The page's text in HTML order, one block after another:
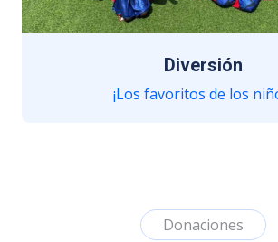
Diversión
¡Los favoritos de los
Donaciones